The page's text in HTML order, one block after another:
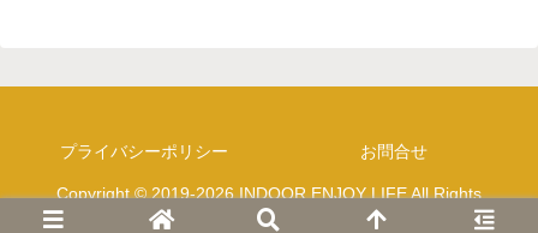
プライバシーポリシー お問合せ
Copyright © 2019-2026 INDOOR ENJOY LIFE All Rights
Reserved.